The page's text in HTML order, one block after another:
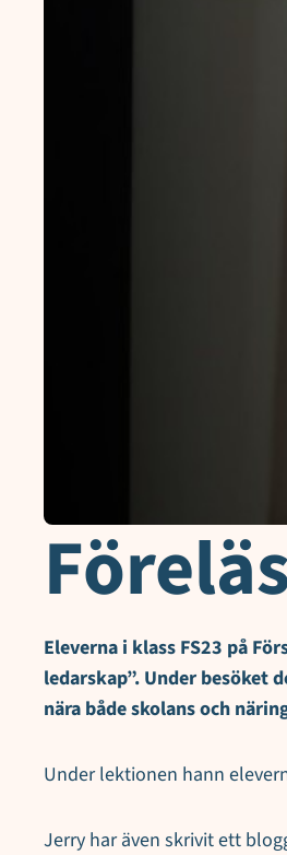
Eleverna i klass FS23 på
ledarskap”. Under besöket
nära både skolans och
Under lektionen hann
Jerry har även skrivit ett